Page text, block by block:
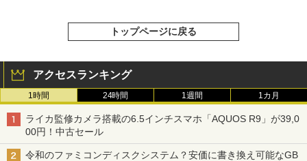
トップページに戻る
アクセスランキング
1時間 24時間 1週間 1カ月
ライカ監修カメラ搭載の6.5インチスマホ「AQUOS R9」が39,0
00円！中古セール
令和のファミコンディスクシステム？安価に書き換え可能なGB